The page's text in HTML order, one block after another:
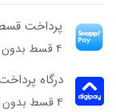
پرداخت
۴ قسط بدون کارمزد، ماهانه ۲٬۷۱۱٬۰۰۰ تومان
درگاه
۴ قسط بدون کارمزد، ماهانه 2,711,000 تومان